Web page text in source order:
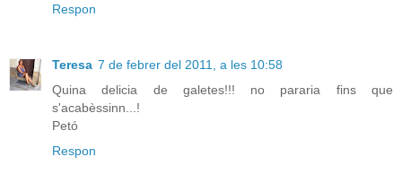
Respon
Teresa 7 de febrer del 2011, a les 10:58
Quina delicia de galetes!!! no pararia fins que
s'acabèssinn...!
Petó
Respon